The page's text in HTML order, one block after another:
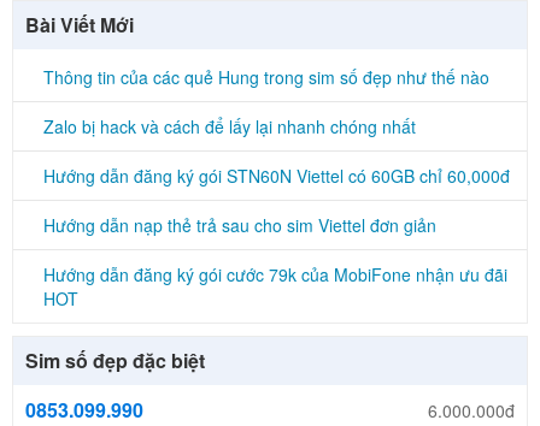
Bài Viết Mới
Thông tin của các quẻ Hung trong sim số đẹp như thế nào
Zalo bị hack và cách để lấy lại nhanh chóng nhất
Hướng dẫn đăng ký gói STN60N Viettel có 60GB chỉ 60,000đ
Hướng dẫn nạp thẻ trả sau cho sim Viettel đơn giản
Hướng dẫn đăng ký gói cước 79k của MobiFone nhận ưu đãi
HOT
Sim số đẹp đặc biệt
0853.099.990
6.000.000đ